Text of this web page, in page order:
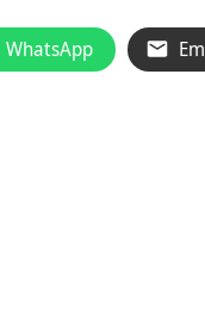
WhatsApp